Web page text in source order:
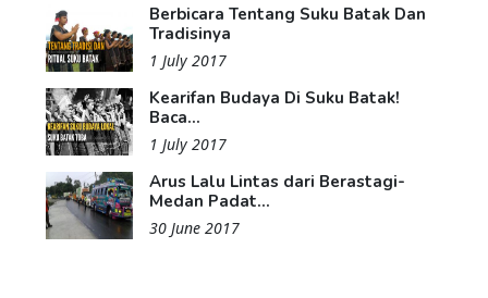
Berbicara Tentang Suku Batak Dan
Tradisinya
1 July 2017
Kearifan Budaya Di Suku Batak!
Baca...
1 July 2017
Arus Lalu Lintas dari Berastagi-
Medan Padat...
30 June 2017